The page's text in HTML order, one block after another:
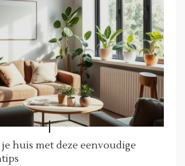
huis met deze eenvoudige